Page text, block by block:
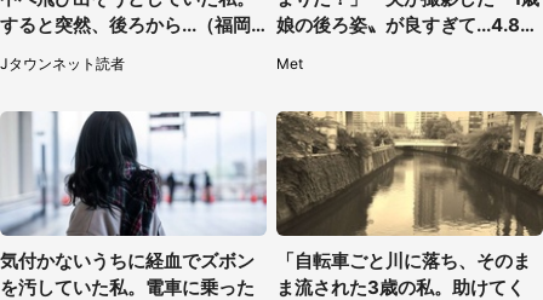
すると突然、後ろから...（福岡
県・30代女性）
Jタウンネット読者
娘の後ろ姿〟が良すぎて...4.8万
Met
気付かないうちに経血でズボン
を汚していた私。電車に乗った
「自転車ごと川に落ち、そのま
ま流された3歳の私。助けてく